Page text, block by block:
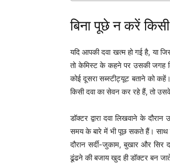
बिना पूछे न करें
यदि आपकी दवा खत्म हो गई है, या
तो केमिस्ट के कहने पर उसकी जगह
कोई दूसरा सब्स्टीट्यूट बताने को
किसी दवा का सेवन कर रहे हैं, तो
डॉक्टर द्वारा दवा लिखवाने के
समय के बारे में भी पूछ सकते हैं। साथ
दौरान सर्दी-जुकाम, बुखार और सिर
ढूंढने की बजाय खुद ही डॉक्टर बन